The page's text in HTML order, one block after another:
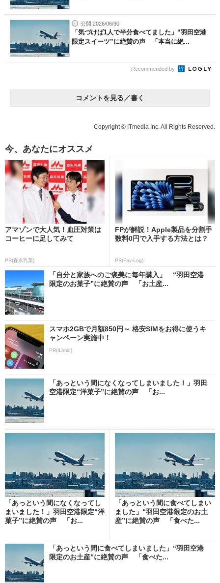
公開 2026/06/30
「気づけば1人で半分食べてました」“羽田空港
限定スイーツ”に絶賛の声 「本当に絶...
Recommended by
コメントを見る／書く
Copyright © ITmedia Inc. All Rights Reserved.
今、あなたにオススメ
アマゾンで大人気！血圧対策は
コーヒーに足してみて
PR(森永乳業)
FPが解説！Apple製品を分割手
数料0円で入手する方法とは？
PR(Fav-Log)
「自分と家族へのご褒美に毎年購入」 “羽田空港
限定のお菓子”に絶賛の声 「お土産...
スマホ2GBで月額850円～ 格安SIMをお得に使うキ
ャンペーン実施中！
PR(IIJmio)
「あっという間になくなってしまいました！」羽田
空港限定“洋菓子”に絶賛の声 「お...
「あっという間になくなってし
まいました！」羽田空港限定“洋
菓子”に絶賛の声 「お...
「あっという間に食べてしまい
ました」“羽田空港限定のお土
産”に絶賛の声 「食べた...
「あっという間に食べてしまいました」“羽田空港
限定のお土産”に絶賛の声 「食べた...